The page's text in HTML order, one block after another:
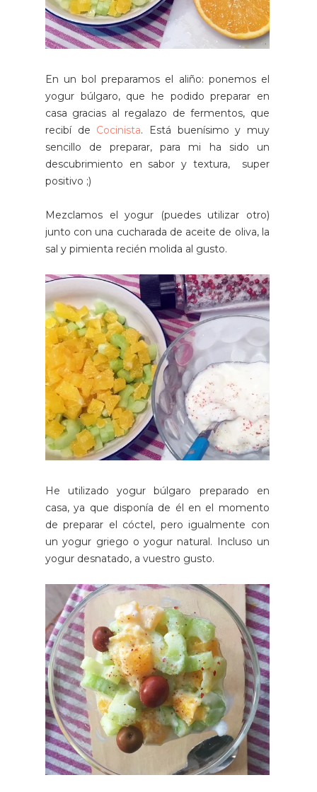
En un bol preparamos el aliño: ponemos el
yogur búlgaro, que he podido preparar en
casa gracias al regalazo de fermentos, que
recibí de Cocinista. Está buenísimo y muy
sencillo de preparar, para mi ha sido un
descubrimiento en sabor y textura, super
positivo ;)
Mezclamos el yogur (puedes utilizar otro)
junto con una cucharada de aceite de oliva, la
sal y pimienta recién molida al gusto.
He utilizado yogur búlgaro preparado en
casa, ya que disponía de él en el momento
de preparar el cóctel, pero igualmente con
un yogur griego o yogur natural. Incluso un
yogur desnatado, a vuestro gusto.